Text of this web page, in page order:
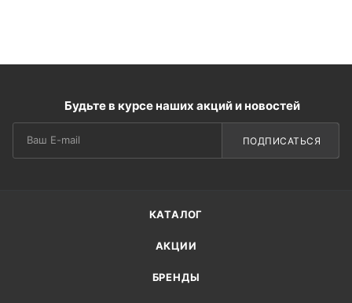
Будьте в курсе наших акций и новостей
ПОДПИСАТЬСЯ
КАТАЛОГ
АКЦИИ
БРЕНДЫ